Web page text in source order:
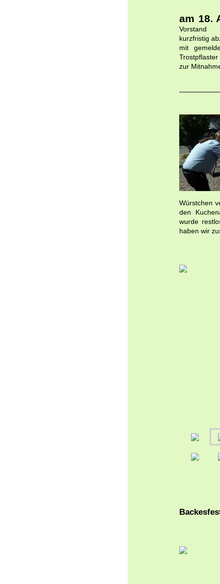
am 18.
Vorstand
kurzfristig
mit
zur
Würstchen
den
wurde
haben wir